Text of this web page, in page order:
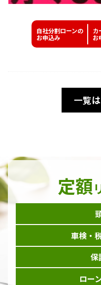
自社分割ローンの
お申込み
カ
お
一覧
定額
車検・
保
ロー